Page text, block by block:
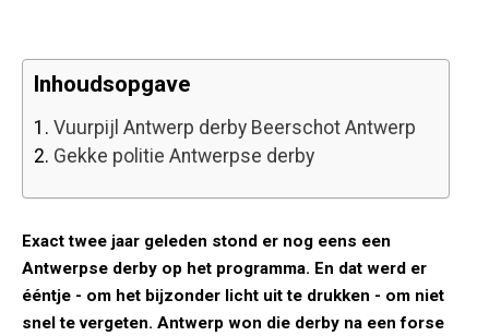
Inhoudsopgave
1. Vuurpijl Antwerp derby Beerschot Antwerp
2. Gekke politie Antwerpse derby
Exact twee jaar geleden stond er nog eens een
Antwerpse derby op het programma. En dat werd er
ééntje - om het bijzonder licht uit te drukken - om niet
snel te vergeten. Antwerp won die derby na een forse